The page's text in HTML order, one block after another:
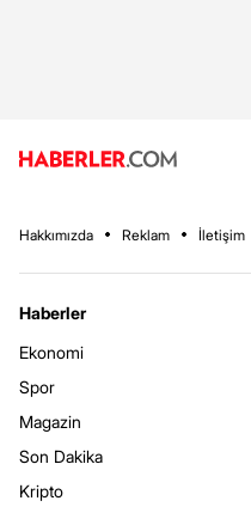
Hakkımızda Reklam İletişim
Haberler
Ekonomi
Spor
Magazin
Son Dakika
Kripto